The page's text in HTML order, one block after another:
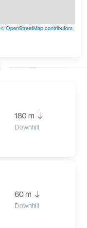
© OpenStreetMap contributors
180 m
Downhill
60 m
Downhill